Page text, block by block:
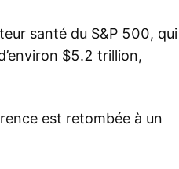
santé du S&P 500, qui
$5.2 trillion,
est retombée à un